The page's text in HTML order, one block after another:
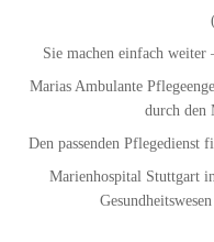
Sie machen einfach weiter
Marias Ambulante
durch den
Den passenden
Marienhospital Stuttgart